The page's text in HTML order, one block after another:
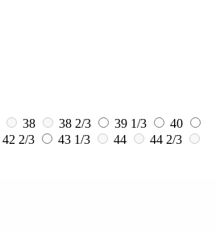
38 38 2/3 39 1/3
40
42 2/3 43 1/3 44
44 2/3